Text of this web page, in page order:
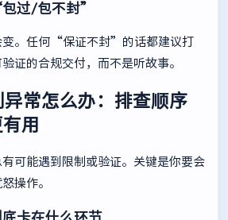
过/包不封”
变。任何“保证不封”的话都建议打
证的合规交付，而不是听故事。
异常怎么办：排查顺序
用
可能遇到限制或验证。关键是你要会
操作。
卡在什么环节